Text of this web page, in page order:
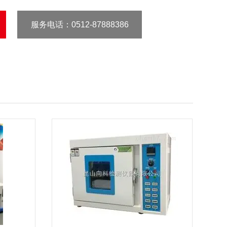
服务电话：0512-87888386